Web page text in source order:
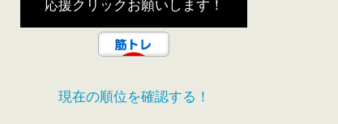
応援クリックお願いします！
現在の順位を確認する！